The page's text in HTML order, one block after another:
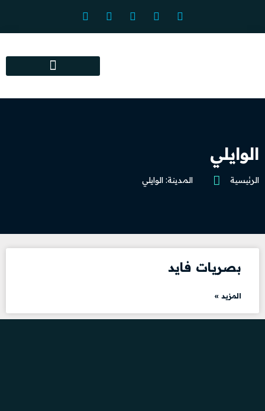
الوايلي
الرئيسية المدينة: الوايلي
بصريات فايد
المزيد »